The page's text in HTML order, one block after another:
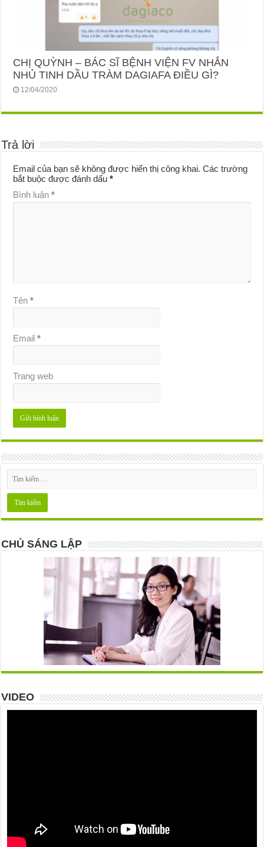
CHỊ QUỲNH – BÁC SĨ BỆNH VIỆN FV NHẮN
NHỦ TINH DẦU TRÀM DAGIAFA ĐIỀU GÌ?
12/04/2020
Trả lời
Email của bạn sẽ không được hiển thị công khai. Các trường
bắt buộc được đánh dấu*
Bình luận*
Tên*
Email*
Trang web
CHỦ SÁNG LẬP
VIDEO